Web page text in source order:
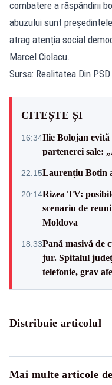
combatere a răspândirii
abuzului sunt
atrag atenția social
Marcel Ciolacu.
Sursa: Realitatea Din PSD
CITEȘTE ȘI
16:34Ilie Bolojan evită
partenerei sale:
22:15Laurențiu Botin
20:14Rizea TV:
scenariu de
Moldova
18:33Pană masivă de
jur. Spitalul
telefonie, grav
Distribuie articolul
Mai multe articole